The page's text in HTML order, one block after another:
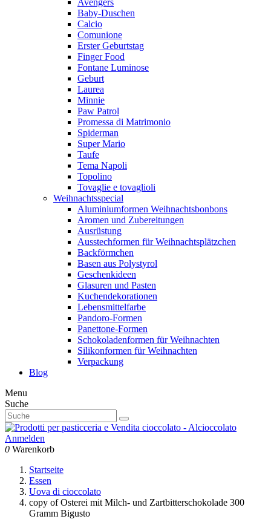
Avengers
Baby-Duschen
Calcio
Comunione
Erster Geburtstag
Finger Food
Fontane Luminose
Geburt
Laurea
Minnie
Paw Patrol
Promessa di Matrimonio
Spiderman
Super Mario
Taufe
Tema Napoli
Topolino
Tovaglie e tovaglioli
Weihnachtsspecial
Aluminiumformen Weihnachtsbonbons
Aromen und Zubereitungen
Ausrüstung
Ausstechformen für Weihnachtsplätzchen
Backförmchen
Basen aus Polystyrol
Geschenkideen
Glasuren und Pasten
Kuchendekorationen
Lebensmittelfarbe
Pandoro-Formen
Panettone-Formen
Schokoladenformen für Weihnachten
Silikonformen für Weihnachten
Verpackung
Blog
Menu
Suche
Anmelden
0 Warenkorb
Startseite
Essen
Uova di cioccolato
copy of Osterei mit Milch- und Zartbitterschokolade 300
Gramm Bigusto